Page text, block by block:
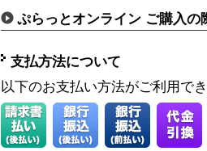
ぷらっとオンライン ご購入の
支払方法について
以下のお支払い方法がご利用で